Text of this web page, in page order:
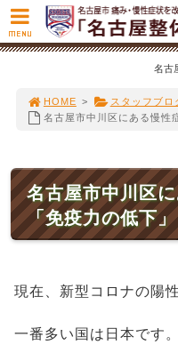
名古
HOME > スタッフブロ
名古屋市中川区にある慢性
名古屋市中川区
「免疫力の低下」
現在、新型コロナの陽
一番多い国は日本です。
MENU